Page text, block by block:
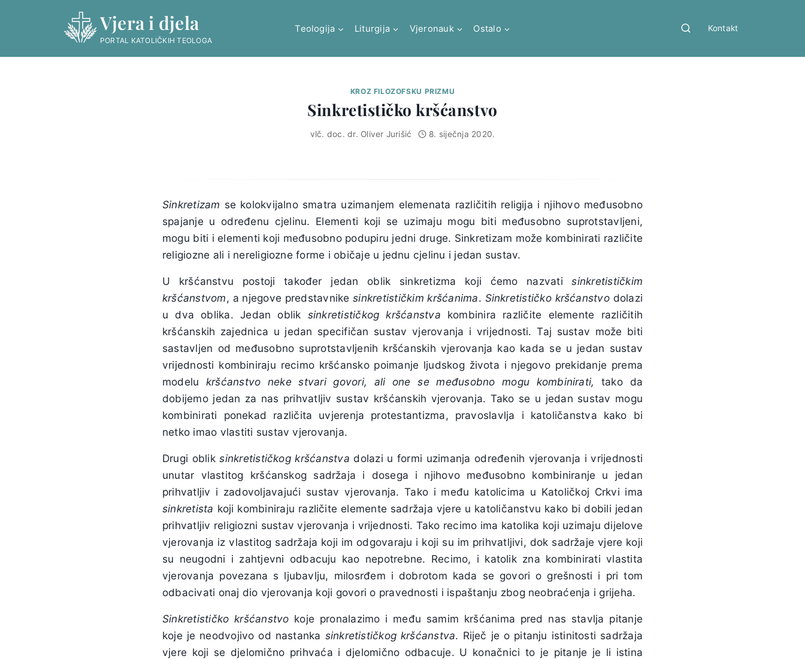
Vjera i djela
PORTAL KATOLIČKIH TEOLOGA
Teologija Liturgija Vjeronauk Ostalo Kontakt
KROZ FILOZOFSKU PRIZMU
Sinkretističko kršćanstvo
vlč. doc. dr. Oliver Jurišić 8. siječnja 2020.
Sinkretizam se kolokvijalno smatra uzimanjem elemenata različitih religija i njihovo međusobno
spajanje u određenu cjelinu. Elementi koji se uzimaju mogu biti međusobno suprotstavljeni,
mogu biti i elementi koji međusobno podupiru jedni druge. Sinkretizam može kombinirati različite
religiozne ali i nereligiozne forme i običaje u jednu cjelinu i jedan sustav.
U kršćanstvu postoji također jedan oblik sinkretizma koji ćemo nazvatisinkretističkim
kršćanstvom, a njegove predstavnikesinkretističkim kršćanima. Sinkretističko kršćanstvodolazi
u dva oblika. Jedan oblik sinkretističkog kršćanstva kombinira različite elemente različitih
kršćanskih zajednica u jedan specifičan sustav vjerovanja i vrijednosti. Taj sustav može biti
sastavljen od međusobno suprotstavljenih kršćanskih vjerovanja kao kada se u jedan sustav
vrijednosti kombiniraju recimo kršćansko poimanje ljudskog života i njegovo prekidanje prema
modelu kršćanstvo neke stvari govori, ali one se međusobno mogu kombinirati,
tako da
dobijemo jedan za nas prihvatljiv sustav kršćanskih vjerovanja. Tako se u jedan sustav mogu
kombinirati ponekad različita uvjerenja protestantizma, pravoslavlja i katoličanstva kako bi
netko imao vlastiti sustav vjerovanja.
Drugi obliksinkretističkog kršćanstva dolazi u formi uzimanja određenih vjerovanja i vrijednosti
unutar vlastitog kršćanskog sadržaja i dosega i njihovo međusobno kombiniranje u jedan
prihvatljiv i zadovoljavajući sustav vjerovanja. Tako i među katolicima u Katoličkoj Crkvi ima
sinkretista koji kombiniraju različite elemente sadržaja vjere u katoličanstvu kako bi dobili jedan
prihvatljiv religiozni sustav vjerovanja i vrijednosti. Tako recimo ima katolika koji uzimaju dijelove
vjerovanja iz vlastitog sadržaja koji im odgovaraju i koji su im prihvatljivi, dok sadržaje vjere koji
su neugodni i zahtjevni odbacuju kao nepotrebne. Recimo, i katolik zna kombinirati vlastita
vjerovanja povezana s ljubavlju, milosrđem i dobrotom kada se govori o grešnosti i pri tom
odbacivati onaj dio vjerovanja koji govori o pravednosti i ispaštanju zbog neobraćenja i grijeha.
Sinkretističko kršćanstvo koje pronalazimo i među samim kršćanima pred nas stavlja pitanje
koje je neodvojivo od nastanka sinkretističkog kršćanstva. Riječ je o pitanju istinitosti sadržaja
vjere koji se djelomično prihvaća i djelomično odbacuje. U konačnici to je pitanje je li istina